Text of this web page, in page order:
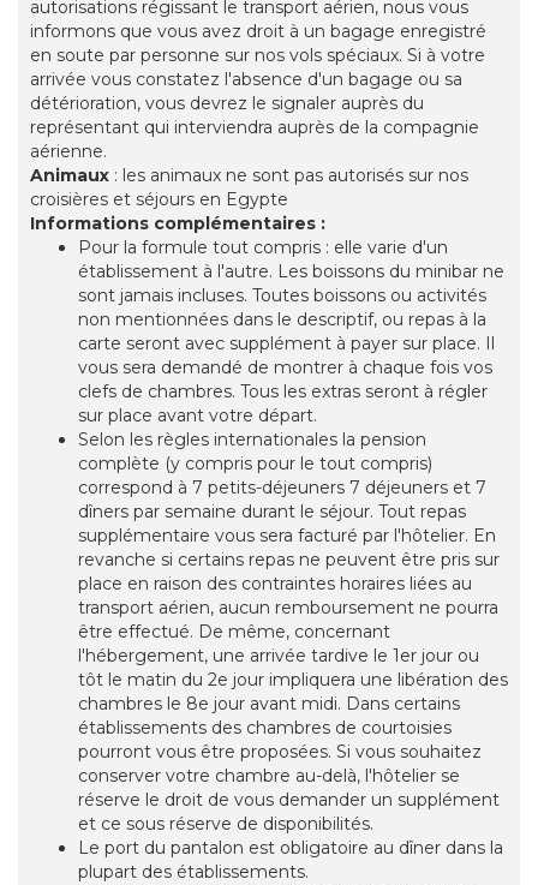
autorisations régissant le transport aérien, nous vous
informons que vous avez droit à un bagage enregistré
en soute par personne sur nos vols spéciaux. Si à votre
arrivée vous constatez l'absence d'un bagage ou sa
détérioration, vous devrez le signaler auprès du
représentant qui interviendra auprès de la compagnie
aérienne.
Animaux : les animaux ne sont pas autorisés sur nos
croisières et séjours en Egypte
Informations complémentaires :
Pour la formule tout compris : elle varie d'un
établissement à l'autre. Les boissons du minibar ne
sont jamais incluses. Toutes boissons ou activités
non mentionnées dans le descriptif, ou repas à la
carte seront avec supplément à payer sur place. Il
vous sera demandé de montrer à chaque fois vos
clefs de chambres. Tous les extras seront à régler
sur place avant votre départ.
Selon les règles internationales la pension
complète (y compris pour le tout compris)
correspond à 7 petits-déjeuners 7 déjeuners et 7
dîners par semaine durant le séjour. Tout repas
supplémentaire vous sera facturé par l'hôtelier. En
revanche si certains repas ne peuvent être pris sur
place en raison des contraintes horaires liées au
transport aérien, aucun remboursement ne pourra
être effectué. De même, concernant
l'hébergement, une arrivée tardive le 1er jour ou
tôt le matin du 2e jour impliquera une libération des
chambres le 8e jour avant midi. Dans certains
établissements des chambres de courtoisies
pourront vous être proposées. Si vous souhaitez
conserver votre chambre au-delà, l'hôtelier se
réserve le droit de vous demander un supplément
et ce sous réserve de disponibilités.
Le port du pantalon est obligatoire au dîner dans la
plupart des établissements.